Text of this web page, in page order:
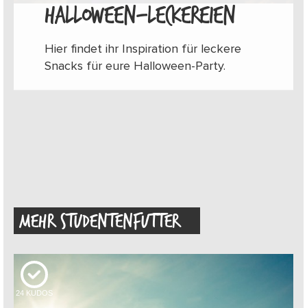
HALLOWEEN-LECKEREIEN
Hier findet ihr Inspiration für leckere
Snacks für eure Halloween-Party.
MEHR STUDENTENFUTTER
24 KUDOS